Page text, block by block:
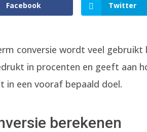
Facebook Twitter
conversie wordt veel
in procenten en geeft aan
in een vooraf bepaald doel.
berekenen